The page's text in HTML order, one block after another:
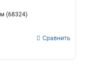
(68324)
Сравнить